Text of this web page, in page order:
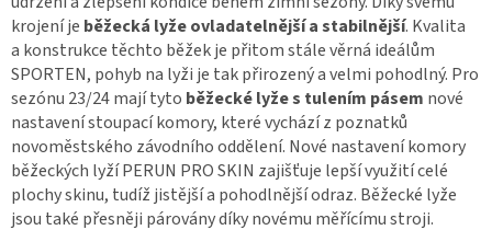
krojení je běžecká lyže ovladatelnější a stabilnější. Kvalita
a konstrukce těchto běžek je přitom stále věrná ideálům
SPORTEN, pohyb na lyži je tak přirozený a velmi pohodlný. Pro
sezónu 23/24 mají tyto běžecké lyže s tulením pásem nové
nastavení stoupací komory, které vychází z poznatků
novoměstského závodního oddělení. Nové nastavení komory
běžeckých lyží PERUN PRO SKIN zajišťuje lepší využití celé
plochy skinu, tudíž jistější a pohodlnější odraz. Běžecké lyže
jsou také přesněji párovány díky novému měřícímu stroji.